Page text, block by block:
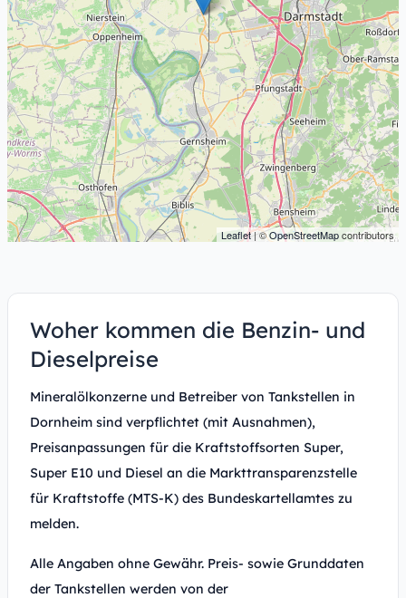
Leaflet| ©OpenStreetMapcontributors
Woher kommen die Benzin- und
Dieselpreise
Mineralölkonzerne und Betreiber von Tankstellen in
Dornheim sind verpflichtet (mit Ausnahmen),
Preisanpassungen für die Kraftstoffsorten Super,
Super E10 und Diesel an die Markttransparenzstelle
für Kraftstoffe (MTS-K) des Bundeskartellamtes zu
melden.
Alle Angaben ohne Gewähr. Preis- sowie Grunddaten
der Tankstellen werden von der